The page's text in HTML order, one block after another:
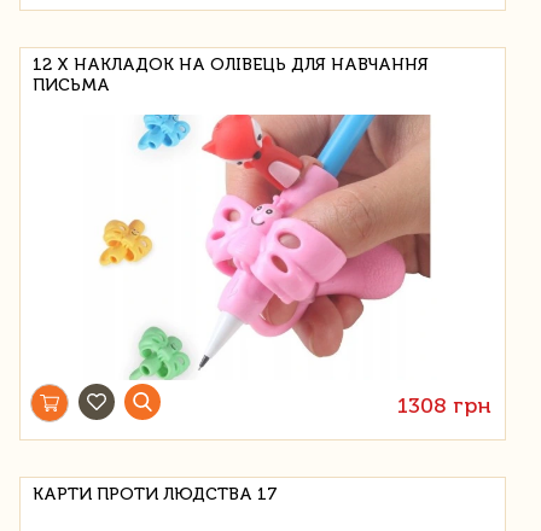
12 Х НАКЛАДОК НА ОЛІВЕЦЬ ДЛЯ НАВЧАННЯ
ПИСЬМА
1308 грн
КАРТИ ПРОТИ ЛЮДСТВА 17